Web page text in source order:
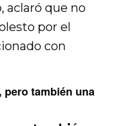
aclaró que no
por el
con
pero también una